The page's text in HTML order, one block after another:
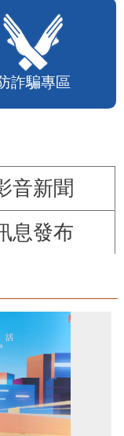
詐騙專區
音新聞
息發布